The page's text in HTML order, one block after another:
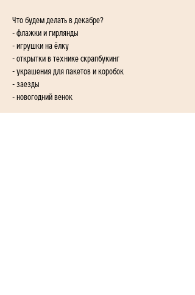
Что будем делать в декабре?
- флажки и гирлянды
- игрушки на ёлку
- открытки в технике скрапбукинг
- украшения для пакетов и коробок
- заезды
- новогодний венок